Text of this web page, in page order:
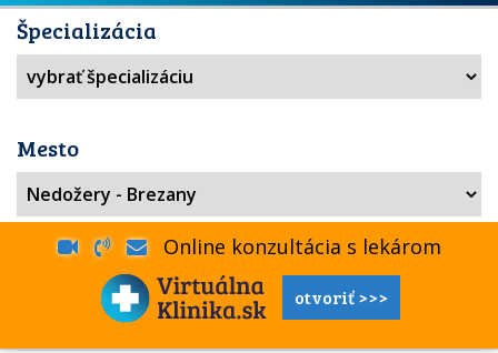
Špecializácia
Mesto
Online konzultácia s lekárom
otvoriť >>>